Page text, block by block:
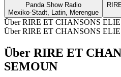
Panda Show Radio
Mexiko-Stadt, Latin, Merengue
Über RIRE ET CHANSONS
Über RIRE ET CHANSONS
Über RIRE ET
SEMOUN